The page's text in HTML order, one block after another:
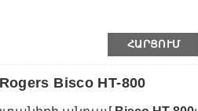
(<5%), բարձր պատռման
միջադիրի, բացը
խոչընդոտ: տարբեր
էլեկտրոնային
ՀԱՐՑՈՒՄ
Bisco HT-800